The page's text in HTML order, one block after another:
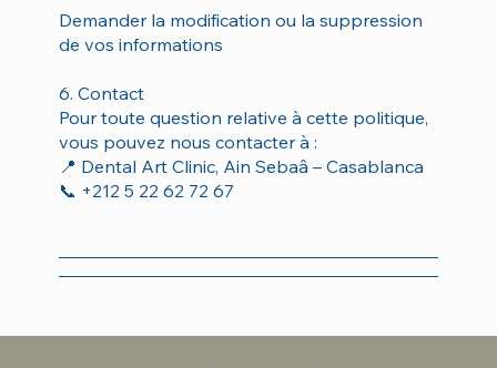
Demander la modification ou la suppression
de vos informations
6. Contact
Pour toute question relative à cette politique,
vous pouvez nous contacter à :
📍 Dental Art Clinic, Ain Sebaâ – Casablanca
📞 +212 5 22 62 72 67